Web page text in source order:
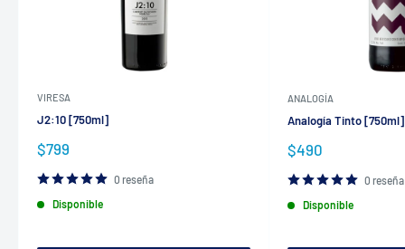
VIRESA
J2:10 [750ml]
Precio
venta
$799
0 reseña
Disponible
ANALOGÍA
Analogía Tinto [750ml]
Precio
venta
$490
0 reseña
Disponible